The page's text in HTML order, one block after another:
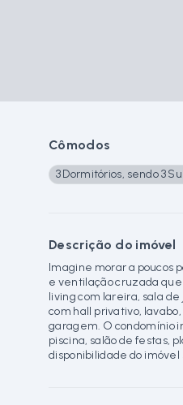
Cômodos
3 Dormitórios, sendo 3
Descrição do imóvel
Imagine morar a poucos
e ventilação cruzada
living com lareira, sala
com hall privativo,
garagem. O condomínio
piscina, salão de festas,
disponibilidade do